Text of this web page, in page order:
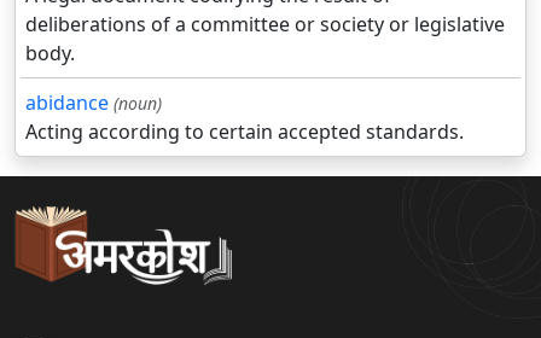
deliberations of a committee or society or legislative
body.
abidance (noun)
Acting according to certain accepted standards.